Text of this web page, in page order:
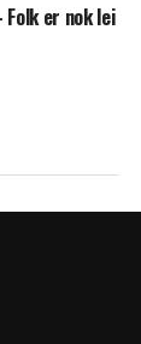
er nok lei